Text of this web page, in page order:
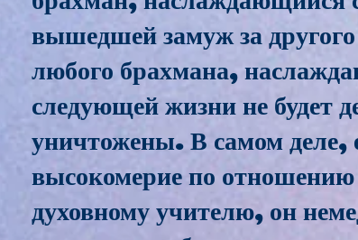
вышедшей замуж за
любого брахмана,
следующей жизни не будет
уничтожены. В самом деле,
высокомерие по
духовному учителю, он